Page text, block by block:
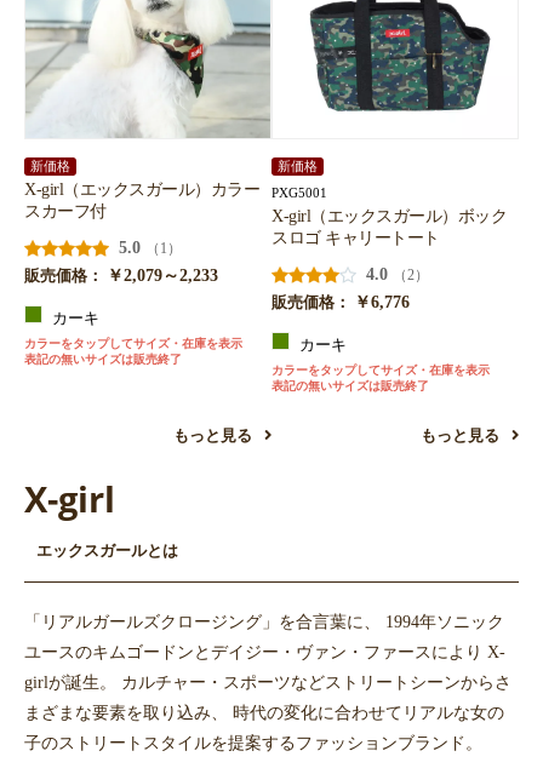
新価格
X-girl（エックスガール）カラー
スカーフ付
5.0
（1）
販売価格：
￥2,079～2,233
カーキ
カラーをタップしてサイズ・在庫を表示
表記の無いサイズは販売終了
もっと見る
新価格
PXG5001
X-girl（エックスガール）ボック
スロゴ キャリートート
4.0
（2）
販売価格：
￥6,776
カーキ
カラーをタップしてサイズ・在庫を表示
表記の無いサイズは販売終了
もっと見る
X-girl
エックスガールとは
「リアルガールズクロージング」を合言葉に、 1994年ソニック
ユースのキムゴードンとデイジー・ヴァン・ファースにより X-
girlが誕生。 カルチャー・スポーツなどストリートシーンからさ
まざまな要素を取り込み、 時代の変化に合わせてリアルな女の
子のストリートスタイルを提案するファッションブランド。